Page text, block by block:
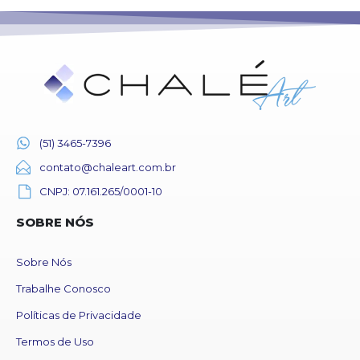
(51) 3465-7396
contato@chaleart.com.br
CNPJ: 07.161.265/0001-10
SOBRE NÓS
Sobre Nós
Trabalhe Conosco
Políticas de Privacidade
Termos de Uso